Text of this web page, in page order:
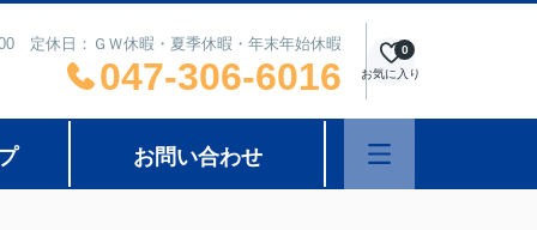
定休日：ＧＷ休暇・夏季休暇・年末年始休暇
047-306-6016 お気に入り
0
お問い合わせ